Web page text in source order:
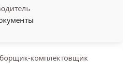
комплектовщик